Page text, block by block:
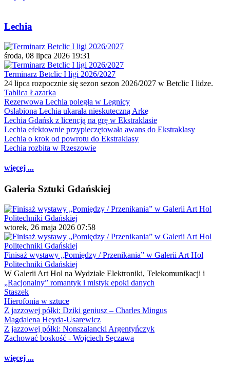
Lechia
środa, 08 lipca 2026 19:31
Terminarz Betclic I ligi 2026/2027
24 lipca rozpocznie się sezon sezon 2026/2027 w Betclic I lidze.
Tablica Łazarka
Rezerwowa Lechia poległa w Legnicy
Osłabiona Lechia ukarała nieskuteczną Arkę
Lechia Gdańsk z licencją na grę w Ekstraklasie
Lechia efektownie przypieczętowała awans do Ekstraklasy
Lechia o krok od powrotu do Ekstraklasy
Lechia rozbita w Rzeszowie
więcej ...
Galeria Sztuki Gdańskiej
wtorek, 26 maja 2026 07:58
Finisaż wystawy „Pomiędzy / Przenikania” w Galerii Art Hol
Politechniki Gdańskiej
W Galerii Art Hol na Wydziale Elektroniki, Telekomunikacji i
„Racjonalny” romantyk i mistyk epoki danych
Staszek
Hierofonia w sztuce
Z jazzowej półki: Dziki geniusz – Charles Mingus
Magdalena Heyda-Usarewicz
Z jazzowej półki: Nonszalancki Argentyńczyk
Zachować boskość - Wojciech Sęczawa
więcej ...